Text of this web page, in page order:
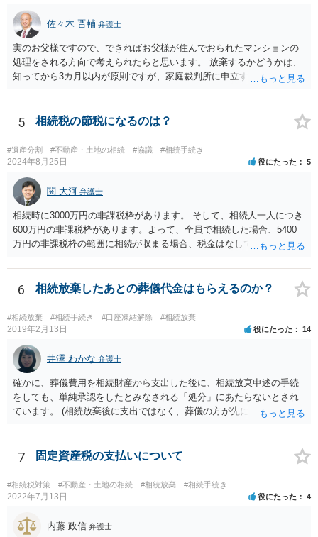
佐々木 晋輔 弁護士
実のお父様ですので、できればお父様が住んでおられたマンションの
処理をされる方向で考えられたらと思います。 放棄するかどうかは、
知ってから3カ月以内が原則ですが、家庭裁判所に申立すれば3カ月の
放棄するかどうか決めることができます。 銀行やサラ金が数年も放置
することはありませんので、数年後に借金が発見される可能性はほぼ
ありません。 なお、私が扱った相続放棄を検討していた案件で、期間
伸長して調査したところ、サラ金に対する過払金など相当な財産が見
つかったため相続したという事例がありました。
5 相続税の節税になるのは？
#遺産分割 #不動産・土地の相続 #協議 #相続手続き
2024年8月25日 役にたった 5
関 大河 弁護士
相続時に3000万円の非課税枠があります。 そして、相続人一人につき
600万円の非課税枠があります。よって、全員で相続した場合、5400
万円の非課税枠の範囲に相続が収まる場合、税金はなしです。 一人が
範囲となります。 一般的には、全員で相続する方が税金はお得です。
また、全員で相続しても、話し合いの結果、親がすべて相続と決める
こともできます。この場合でも相続の非課税枠は、全員で相続した540
0万円分使えます。 父が亡くなり、母が全部相続すると、母から三人
で相続する際は、4800万円が非課税枠となります。 そうすると、母が
亡くなってから相続すると、両親のどちらかが亡くなってから相続す
るより非課税の枠が減少します。 計画的に相続をするのがおすすめと
いうことになります。これ以外にも気をつける点はあるかもしれませ
んので、一度相談して想定するのがおすすめと思います。
6 相続放棄したあとの葬儀代金はもらえるのか？
#相続放棄 #相続手続き #口座凍結解除 #相続放棄
2019年2月13日 役にたった 14
井澤 わかな 弁護士
確かに、葬儀費用を相続財産から支出した後に、相続放棄申述の手続
をしても、単純承認をしたとみなされる「処分」にあたらないとされ
ています。 (相続放棄後に支出ではなく、葬儀の方が先に来るのが通常
述の手続ということだと思いますが) ただ、葬儀費用ならいくらでもよ
いということではなく、身分相応の、社会的儀式として当然認められ
る程度の金額に留まると考えた方がよいです。 もし、相続人の皆さん
に葬儀費用を支出する経済力がなく、質素な葬儀を行った費用であれ
ば相続財産から支出しても単純承認と認められない可能性が高いの
7 固定資産税の支払いについて
#相続税対策 #不動産・土地の相続 #相続放棄 #相続手続き
2022年7月13日 役にたった 4
内藤 政信 弁護士